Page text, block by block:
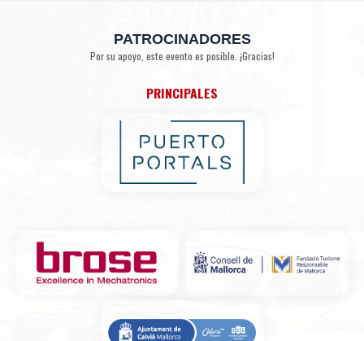
PATROCINADORES
Por su apoyo, este evento es posible. ¡Gracias!
PRINCIPALES